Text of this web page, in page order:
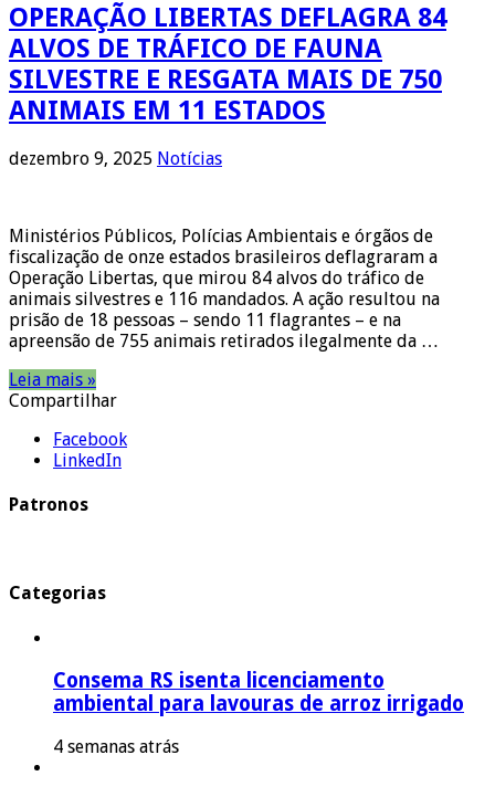
OPERAÇÃO LIBERTAS DEFLAGRA 84
ALVOS DE TRÁFICO DE FAUNA
SILVESTRE E RESGATA MAIS DE 750
ANIMAIS EM 11 ESTADOS
dezembro 9, 2025 Notícias
Ministérios Públicos, Polícias Ambientais e órgãos de
fiscalização de onze estados brasileiros deflagraram a
Operação Libertas, que mirou 84 alvos do tráfico de
animais silvestres e 116 mandados. A ação resultou na
prisão de 18 pessoas – sendo 11 flagrantes – e na
apreensão de 755 animais retirados ilegalmente da …
Leia mais »
Compartilhar
Facebook
LinkedIn
Patronos
Categorias
Consema RS isenta licenciamento
ambiental para lavouras de arroz irrigado
4 semanas atrás